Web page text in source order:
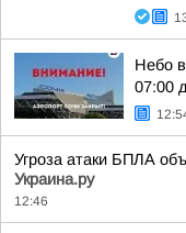
Небо
07:00
Угроза атаки БПЛА
Украина.ру
12:46